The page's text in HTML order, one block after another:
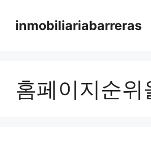
contentinmobiliariabarreras
홈페이지순위